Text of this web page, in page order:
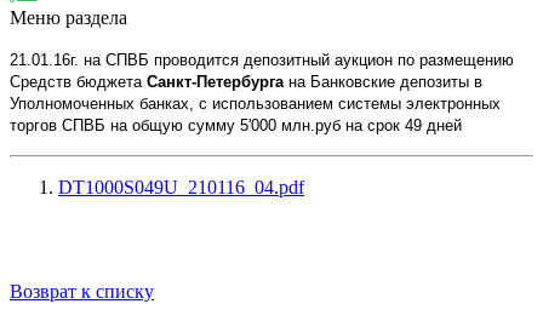
Меню раздела
21.01.16г. на СПВБ проводится депозитный аукцион по размещению
Средств бюджета Санкт-Петербурга на Банковские депозиты в
Уполномоченных банках, с использованием системы электронных
торгов СПВБ на общую сумму 5'000 млн.руб на срок 49 дней
DT1000S049U_210116_04.pdf
Возврат к списку